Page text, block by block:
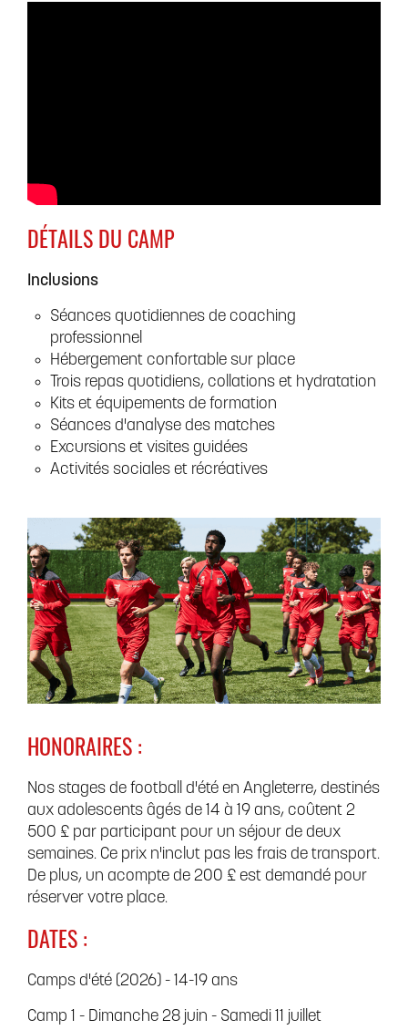
DÉTAILS DU CAMP
Inclusions
Séances quotidiennes de coaching
professionnel
Hébergement confortable sur place
Trois repas quotidiens, collations et hydratation
Kits et équipements de formation
Séances d'analyse des matches
Excursions et visites guidées
Activités sociales et récréatives
HONORAIRES :
Nos stages de football d'été en Angleterre, destinés
aux adolescents âgés de 14 à 19 ans, coûtent 2
500 £ par participant pour un séjour de deux
semaines. Ce prix n'inclut pas les frais de transport.
De plus, un acompte de 200 £ est demandé pour
réserver votre place.
DATES :
Camps d'été (2026) - 14-19 ans
Camp 1 - Dimanche 28 juin - Samedi 11 juillet